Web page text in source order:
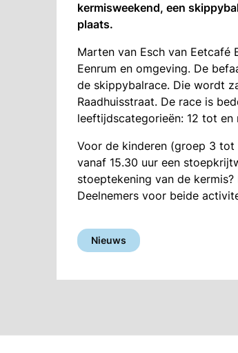
kermisweekend, een
plaats.
Marten van Esch van
Eenrum en omgeving. De
de skippybalrace. Die wordt
Raadhuisstraat. De race is
leeftijdscategorieën: 12 tot en
Voor de kinderen (groep 3
vanaf 15.30 uur een
stoeptekening van de
Deelnemers voor beide
Nieuws